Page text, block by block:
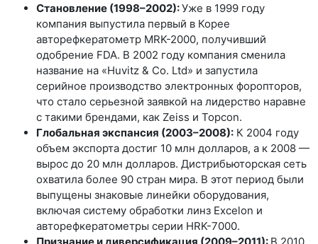
Становление (1998–2002):Уже в 1999 году
компания выпустила первый в Корее
авторефкератометр MRK-2000, получивший
одобрение FDA. В 2002 году компания сменила
название на «Huvitz & Co. Ltd» и запустила
серийное производство электронных форопторов,
что стало серьезной заявкой на лидерство наравне
с такими брендами, как Zeiss и Topcon.
Глобальная экспансия (2003–2008): К 2004 году
объем экспорта достиг 10 млн долларов, а к 2008 —
вырос до 20 млн долларов. Дистрибьюторская сеть
охватила более 90 стран мира. В этот период были
выпущены знаковые линейки оборудования,
включая систему обработки линз Excelon и
авторефкератометры серии HRK-7000.